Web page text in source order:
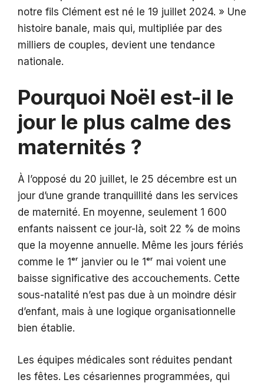
notre fils Clément est né le 19 juillet 2024. » Une
histoire banale, mais qui, multipliée par des
milliers de couples, devient une tendance
nationale.
Pourquoi Noël est-il le
jour le plus calme des
maternités ?
À l’opposé du 20 juillet, le 25 décembre est un
jour d’une grande tranquillité dans les services
de maternité. En moyenne, seulement 1 600
enfants naissent ce jour-là, soit 22 % de moins
que la moyenne annuelle. Même les jours fériés
comme le 1ᵉʳ janvier ou le 1ᵉʳ mai voient une
baisse significative des accouchements. Cette
sous-natalité n’est pas due à un moindre désir
d’enfant, mais à une logique organisationnelle
bien établie.
Les équipes médicales sont réduites pendant
les fêtes. Les césariennes programmées, qui